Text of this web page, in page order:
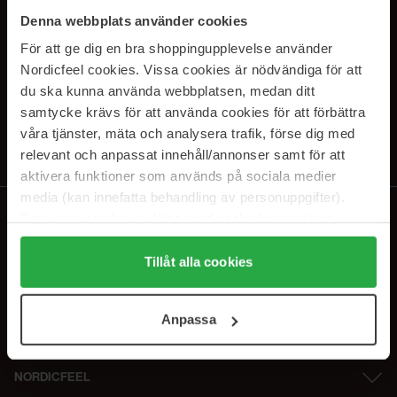
Denna webbplats använder cookies
För att ge dig en bra shoppingupplevelse använder
Nordicfeel cookies. Vissa cookies är nödvändiga för att
du ska kunna använda webbplatsen, medan ditt
samtycke krävs för att använda cookies för att förbättra
våra tjänster, mäta och analysera trafik, förse dig med
relevant och anpassat innehåll/annonser samt för att
aktivera funktioner som används på sociala medier
media (kan innefatta behandling av personuppgifter).
Genom att trycka på "Tillåt alla cookies" accepterar du
alla cookies, medan du under "Detaljer" kan anpassa
användningen av cookies. Du kan när som helst återkalla
samt vår Integritetspolicy.
Tillåt alla cookies
Anpassa
PRENUMERERA PÅ VÅRA
NYHETSBREV
Genom att prenumerera accepterar du vårIntegritetspolicy.
Avprenumerera när som helst.
NORDICFEEL